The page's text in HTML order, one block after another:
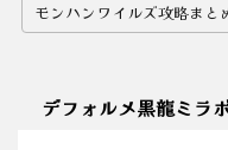
モンハンワイルズ攻略まと
デフォルメ黒龍ミラ